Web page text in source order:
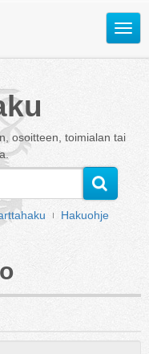
Avaa
osoitteen, toimialan tai
Hakuohje